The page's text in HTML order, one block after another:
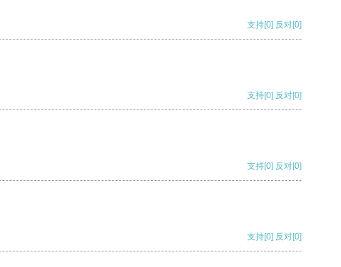
支持[0] 反对[0]
支持[0] 反对[0]
支持[0] 反对[0]
支持[0] 反对[0]